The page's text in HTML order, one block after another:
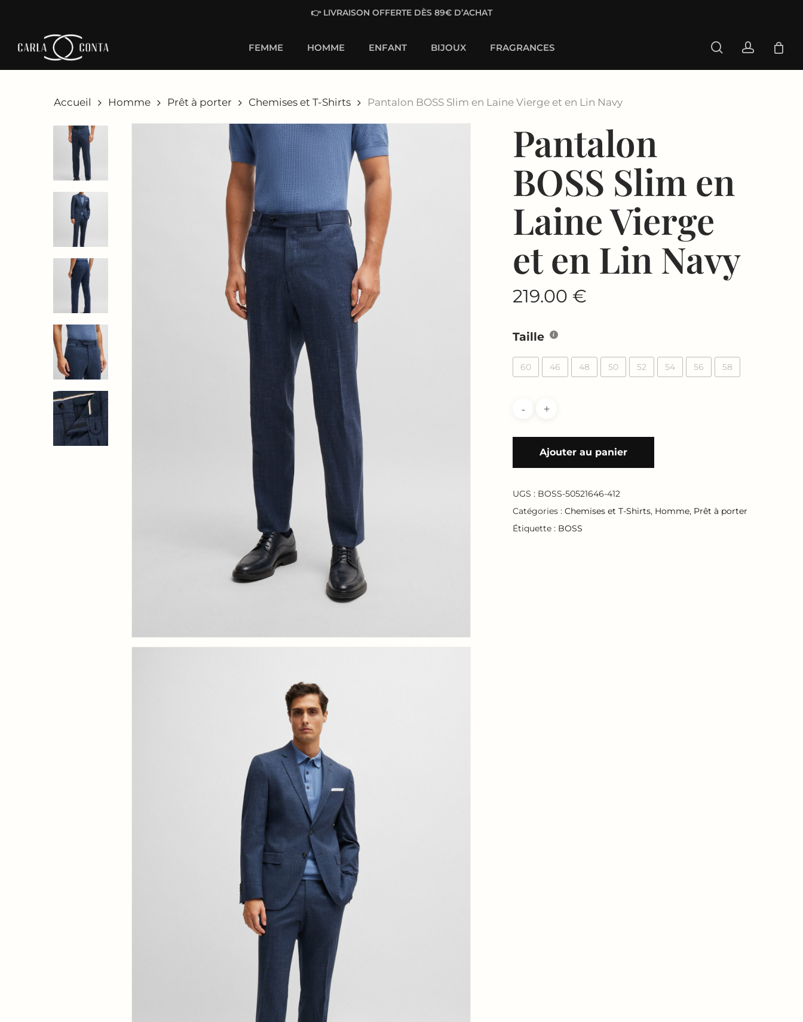
content
👉 LIVRAISON OFFERTE DÈS 89€ D’ACHAT
Hit enter to search or ESC to close
FEMME HOMME ENFANT BIJOUX FRAGRANCES searchaccount
Accueil Homme Prêt à porter Chemises et T-Shirts Pantalon BOSS Slim en Laine Vierge et en Lin Navy
Pantalon
BOSS Slim en
Laine Vierge
et en Lin Navy
219.00 €
Taille
60 46 48 50 52 54 56 58
Ajouter au panier
UGS : BOSS-50521646-412
Catégories :Chemises et T-Shirts, Homme, Prêt à porter
Étiquette : BOSS